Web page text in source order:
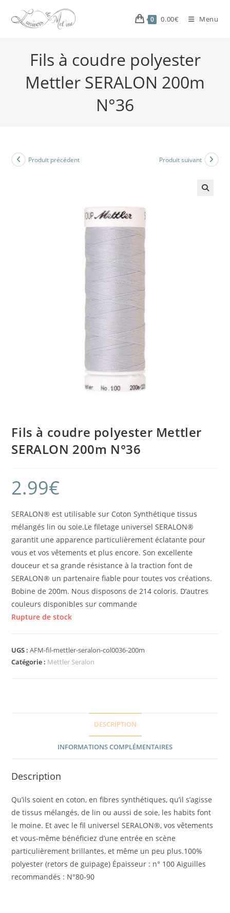
0 0.00€ Menu
Fils à coudre polyester
Mettler SERALON 200m
N°36
Produit précédent Produit suivant
Fils à coudre polyester Mettler
SERALON 200m N°36
2.99€
SERALON® est utilisable sur Coton Synthétique tissus
mélangés lin ou soie.Le filetage universel SERALON®
garantit une apparence particulièrement éclatante pour
vous et vos vêtements et plus encore. Son excellente
douceur et sa grande résistance à la traction font de
SERALON® un partenaire fiable pour toutes vos créations.
Bobine de 200m. Nous disposons de 214 coloris. D’autres
couleurs disponibles sur commande
Rupture de stock
UGS :AFM-fil-mettler-seralon-col0036-200m
Catégorie : Mettler Seralon
DESCRIPTION
INFORMATIONS COMPLÉMENTAIRES
Description
Qu’ils soient en coton, en fibres synthétiques, qu’il s’agisse
de tissus mélangés, de lin ou aussi de soie, les habits font
le moine. Et avec le fil universel SERALON®, vos vêtements
et vous-même bénéficiez d’une entrée en scène
particulièrement brillantes, et même un peu plus.100%
polyester (retors de guipage) Épaisseur : n° 100 Aiguilles
recommandés : N°80-90